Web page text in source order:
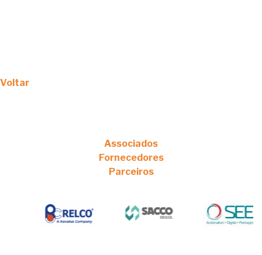
Voltar
Associados
Fornecedores
Parceiros